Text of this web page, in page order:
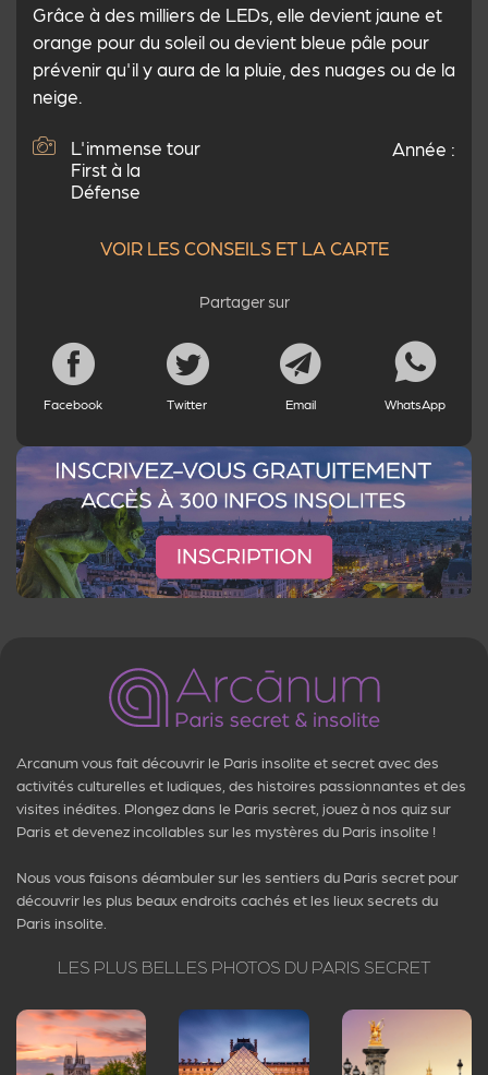
Grâce à des milliers de LEDs, elle devient jaune et
orange pour du soleil ou devient bleue pâle pour
prévenir qu'il y aura de la pluie, des nuages ou de la
neige.
L'immense tour
First à la
Défense
Année :
VOIR LES CONSEILS ET LA CARTE
Partager sur
Facebook Twitter Email WhatsApp
Arcanum vous fait découvrir le Paris insolite et secret avec des
activités culturelles et ludiques, des histoires passionnantes et des
visites inédites. Plongez dans le Paris secret, jouez à nos quiz sur
Paris et devenez incollables sur les mystères du Paris insolite !
Nous vous faisons déambuler sur les sentiers du Paris secret pour
découvrir les plus beaux endroits cachés et les lieux secrets du
Paris insolite.
LES PLUS BELLES PHOTOS DU PARIS SECRET